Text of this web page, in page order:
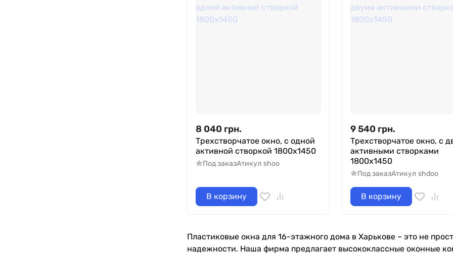
8 040 грн.
Трехстворчатое окно, с одной
активной створкой 1800х1450
Под заказАтикул shoo
В корзину
9 540 грн.
Трехстворчатое окно, с
активными створками
1800х1450
Под заказАтикул shdoo
В корзину
Пластиковые окна для 16-этажного дома в Харькове – это не
надежности. Наша фирма предлагает высококлассные оконные